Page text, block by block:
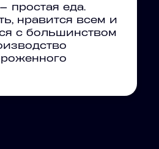
простая еда.
нравится всем и
с большинством